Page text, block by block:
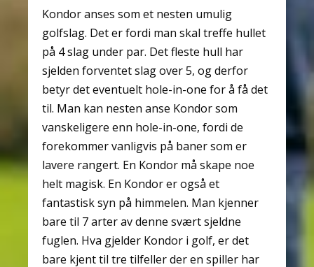
Kondor anses som et nesten umulig
golfslag. Det er fordi man skal treffe hullet
på 4 slag under par. Det fleste hull har
sjelden forventet slag over 5, og derfor
betyr det eventuelt hole-in-one for å få det
til. Man kan nesten anse Kondor som
vanskeligere enn hole-in-one, fordi de
forekommer vanligvis på baner som er
lavere rangert. En Kondor må skape noe
helt magisk. En Kondor er også et
fantastisk syn på himmelen. Man kjenner
bare til 7 arter av denne svært sjeldne
fuglen. Hva gjelder Kondor i golf, er det
bare kjent til tre tilfeller der en spiller har